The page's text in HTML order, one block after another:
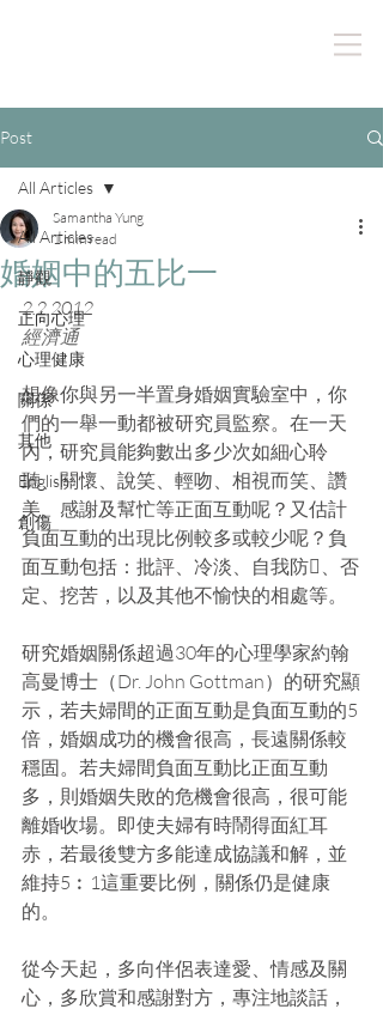
Post
All Articles
靜觀
正向心理
心理健康
關係
其他
English
創傷
All Articles
婚姻中的五比一
Samantha Yung
1 min read
2.2.2012
經濟通
想像你與另一半置身婚姻實驗室中，你
們的一舉一動都被研究員監察。在一天
內，研究員能夠數出多少次如細心聆
聽、關懷、說笑、輕吻、相視而笑、讚
美、感謝及幫忙等正面互動呢？又估計
負面互動的出現比例較多或較少呢？負
面互動包括：批評、冷淡、自我防、否
定、挖苦，以及其他不愉快的相處等。
研究婚姻關係超過30年的心理學家約翰
高曼博士（Dr. John Gottman）的研究顯
示，若夫婦間的正面互動是負面互動的5
倍，婚姻成功的機會很高，長遠關係較
穩固。若夫婦間負面互動比正面互動
多，則婚姻失敗的危機會很高，很可能
離婚收場。即使夫婦有時鬧得面紅耳
赤，若最後雙方多能達成協議和解，並
維持5︰1這重要比例，關係仍是健康
的。
從今天起，多向伴侶表達愛、情感及關
心，多欣賞和感謝對方，專注地談話，